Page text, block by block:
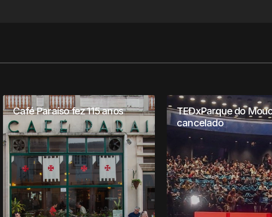
Café Paraíso fez 115 anos
TEDxParque do
cancelado